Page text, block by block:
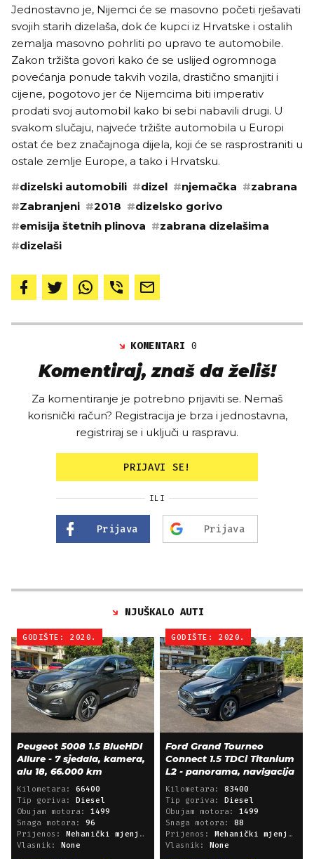
Jednostavno je, Nijemci će se masovno početi rješavati
svojih starih dizelaša, dok će kupci iz Hrvatske i ostalih
zemalja masovno pohrliti po upravo te automobile.
Zakon tržišta govori kako će se uslijed ogromnoga
povećanja ponude takvih vozila, drastično smanjiti i
cijene, pogotovo jer će Nijemcima biti imperativ
prodati svoj automobil kako bi sebi nabavili drugi. U
svakom slučaju, najveće tržište automobila u Europi
ostat će bez značajnoga dijela, koji će se rasprostraniti u
ostale zemlje Europe, a tako i Hrvatsku.
#dizelski automobili #dizel #njemačka #zabrana
#Zabranjeni #2018 #dizelsko gorivo
#emisija štetnih plinova #zabrana dizelašima
#dizelaši
KOMENTARI0
Komentiraj, znaš da želiš!
Za komentiranje je potrebno prijaviti se. Nemaš
korisnički račun? Registracija je brza i jednostavna,
registriraj se i uključi u raspravu.
PRIJAVI SE!
ILI
Prijava Prijava
NJUŠKALO AUTI
GODIŠTE: 2020.
Peugeot 5008 1.5 BlueHDI
Allure - 7 sjedala, kamera,
alu 18, 66.000 km
Kilometara: 66400
Tip goriva: Diesel
Obujam motora: 1499
Snaga motora: 96
Prijenos: Mehanički mjenjač
Vlasnik: None
GODIŠTE: 2020.
Ford Grand Tourneo
Connect 1.5 TDCi Titanium
L2 - panorama, navigacija
Kilometara: 83400
Tip goriva: Diesel
Obujam motora: 1499
Snaga motora: 88
Prijenos: Mehanički mjenjač
Vlasnik: None